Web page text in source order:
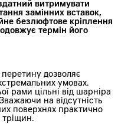
витримувати
замінних вставок,
безлюфтове кріплення
термін його
дозволяє
умовах.
рами цільні від шарніра
на відсутність
поверхнях практично
тріщин.